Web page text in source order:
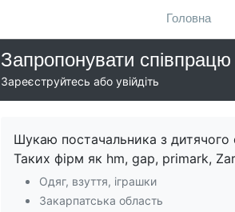
Головна
Запропонувати співпрацю
Зареєструйтесь або увійдіть
Шукаю постачальника з дитячого
Таких фірм як hm, gap, primark,
Одяг, взуття, іграшки
Закарпатська область